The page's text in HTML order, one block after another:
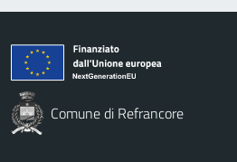
Comune di Refrancore